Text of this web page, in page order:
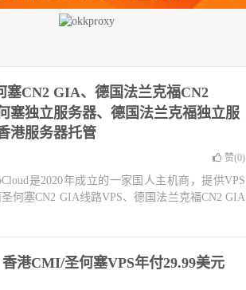
塞CN2 GIA、德国法兰克福CN2
塞独立服务器、德国法兰克福独立服
港服务器托管
赞(0)
是2020年成立的一家国人主机商，提供VPS
何塞CN2 GIA线路VPS、德国法兰克福CN2 GIA
港CMI/圣何塞VPS年付29.99美元